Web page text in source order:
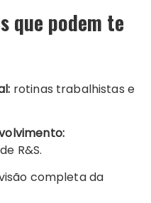
que podem te
rotinas trabalhistas e
R&S.
completa da